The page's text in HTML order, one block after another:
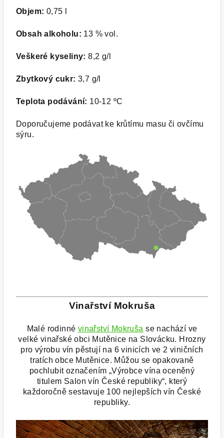
Objem: 0,75 l
Obsah alkoholu: 13 % vol.
Veškeré kyseliny: 8,2 g/l
Zbytkový cukr: 3,7 g/l
Teplota podávání: 10-12 ºC
Doporučujeme podávat ke krůtímu masu či ovčímu
sýru.
Vinařství Mokruša
Malé rodinné vinařství Mokruša se nachází ve
velké vinařské obci Mutěnice na Slovácku. Hrozny
pro výrobu vín pěstují na 6 vinicích ve 2 viničních
tratích obce Mutěnice. Můžou se opakovaně
pochlubit označením „Výrobce vína oceněný
titulem Salon vín České republiky“, který
každoročně sestavuje 100 nejlepších vín České
republiky.